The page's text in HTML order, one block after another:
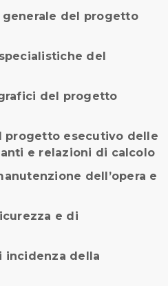
generale del progetto
del
del progetto
progetto esecutivo delle
e relazioni di calcolo
dell’opera e
e di
incidenza della